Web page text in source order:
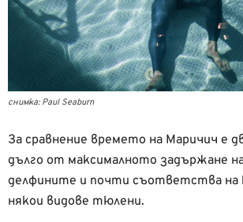
снимка: Paul Seaburn
За сравнение времето на Маричич е
дълго от максималното задържане
делфините и почти съответства на
някои видове тюлени.